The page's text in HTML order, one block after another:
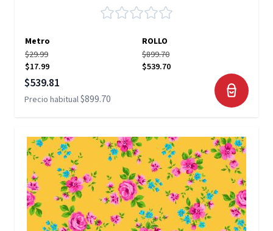
Metro
ROLLO
$29.99
$17.99
$899.70
$539.70
Precio especial
$539.81
Precio habitual$899.70